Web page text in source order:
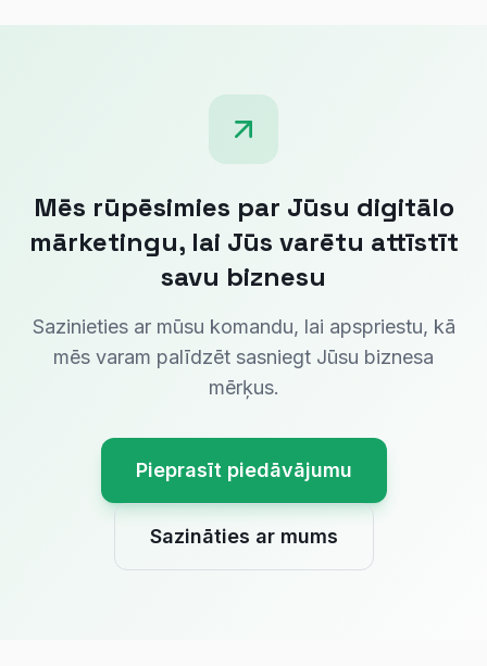
Mēs rūpēsimies par Jūsu digitālo
mārketingu, lai Jūs varētu attīstīt
savu biznesu
Sazinieties ar mūsu komandu, lai apspriestu, kā
mēs varam palīdzēt sasniegt Jūsu biznesa
mērķus.
Pieprasīt piedāvājumu
Sazināties ar mums